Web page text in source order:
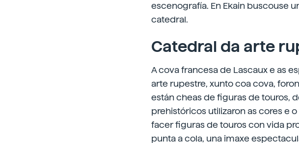
escenografía. En Ekain buscouse
catedral.
Catedral da arte
A cova francesa de Lascaux e as
arte rupestre, xunto coa cova,
están cheas de figuras de touros,
prehistóricos utilizaron as cores e
facer figuras de touros con vida
punta a cola, una imaxe